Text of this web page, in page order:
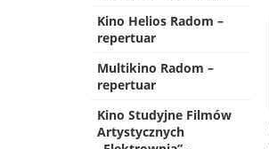
Kino Helios Radom –
repertuar
Multikino Radom –
repertuar
Kino Studyjne Filmów
Artystycznych